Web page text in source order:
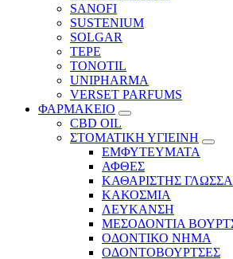
SANOFI
SUSTENIUM
SOLGAR
TEPE
TONOTIL
UNIPHARMA
VERSET PARFUMS
ΦΑΡΜΑΚΕΙΟ
CBD OIL
ΣΤΟΜΑΤΙΚΗ ΥΓΙΕΙΝΗ
ΕΜΦΥΤΕΥΜΑΤΑ
ΑΦΘΕΣ
ΚΑΘΑΡΙΣΤΗΣ
ΚΑΚΟΣΜΙΑ
ΛΕΥΚΑΝΣΗ
ΜΕΣΟΔΟΝΤΙΑ
ΟΔΟΝΤΙΚΟ ΝΗΜΑ
ΟΔΟΝΤΟΒΟΥΡΤΣΕΣ